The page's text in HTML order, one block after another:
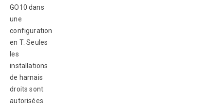
GO10 dans
une
configuration
en T. Seules
les
installations
de harnais
droits sont
autorisées.